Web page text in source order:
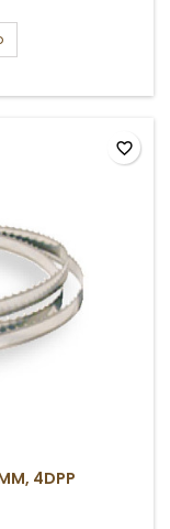
4DPP
favorite_border